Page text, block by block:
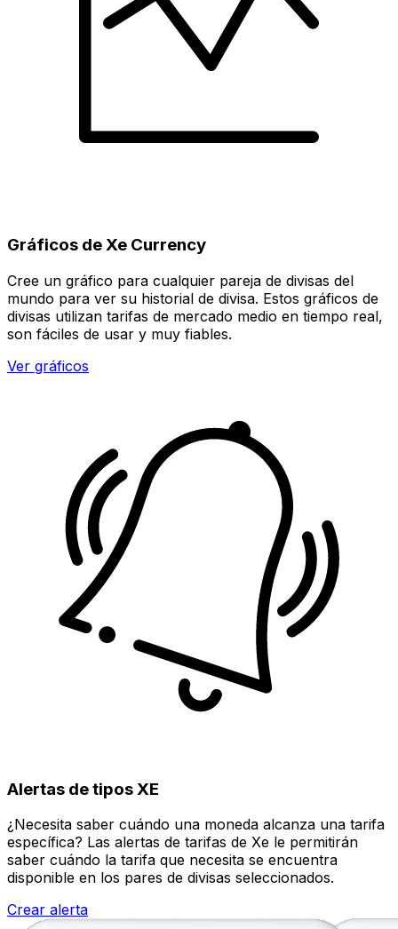
Gráficos de Xe Currency
Cree un gráfico para cualquier pareja de divisas del
mundo para ver su historial de divisa. Estos gráficos de
divisas utilizan tarifas de mercado medio en tiempo real,
son fáciles de usar y muy fiables.
Ver gráficos
Alertas de tipos XE
¿Necesita saber cuándo una moneda alcanza una tarifa
específica? Las alertas de tarifas de Xe le permitirán
saber cuándo la tarifa que necesita se encuentra
disponible en los pares de divisas seleccionados.
Crear alerta